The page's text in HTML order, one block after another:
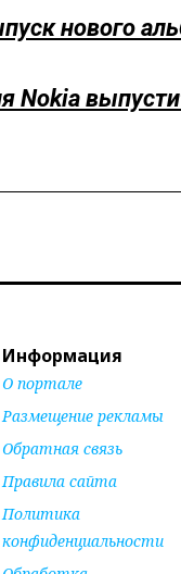
нового
Nokia
Информация
О портале
Размещение рекламы
Обратная связь
Правила сайта
Политика
конфиденциальности